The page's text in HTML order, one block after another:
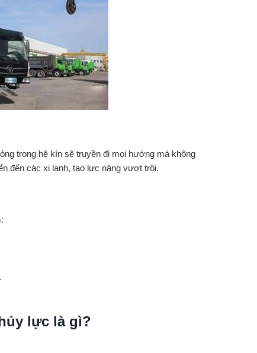
trong hệ kín sẽ truyền đi mọi hướng mà không
đến các xi lanh, tạo lực nâng vượt trội.
lực là gì?